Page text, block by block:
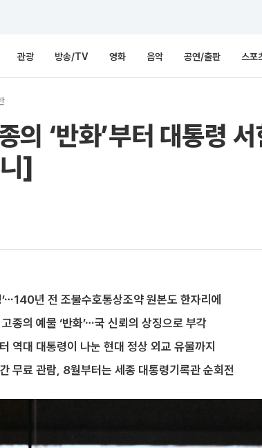
관광 방송/TV 영화 음악 공연/출판 스포
의 ‘반화’부터 대통령
]
년 전 조불수호통상조약 원본도 한자리에
종의 예물 ‘반화’⋯국 신뢰의 상징으로 부각
역대 대통령이 나눈 현대 정상 외교 유물까지
무료 관람, 8월부터는 세종 대통령기록관 순회전